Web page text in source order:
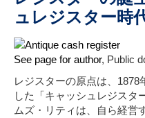
ュレジスター時代
See page for author, Public
レジスターの原点は、
した「キャッシュレジスタ
ムズ・リティは、自ら経営